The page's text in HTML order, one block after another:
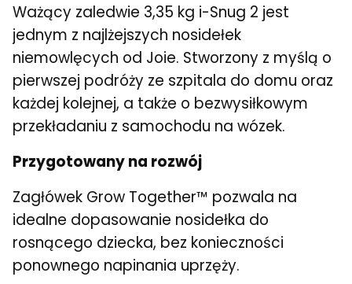
Ważący zaledwie 3,35 kg i-Snug 2 jest
jednym z najlżejszych nosidełek
niemowlęcych od Joie. Stworzony z myślą o
pierwszej podróży ze szpitala do domu oraz
każdej kolejnej, a także o bezwysiłkowym
przekładaniu z samochodu na wózek.
Przygotowany na rozwój
Zagłówek Grow Together™ pozwala na
idealne dopasowanie nosidełka do
rosnącego dziecka, bez konieczności
ponownego napinania uprzęży.